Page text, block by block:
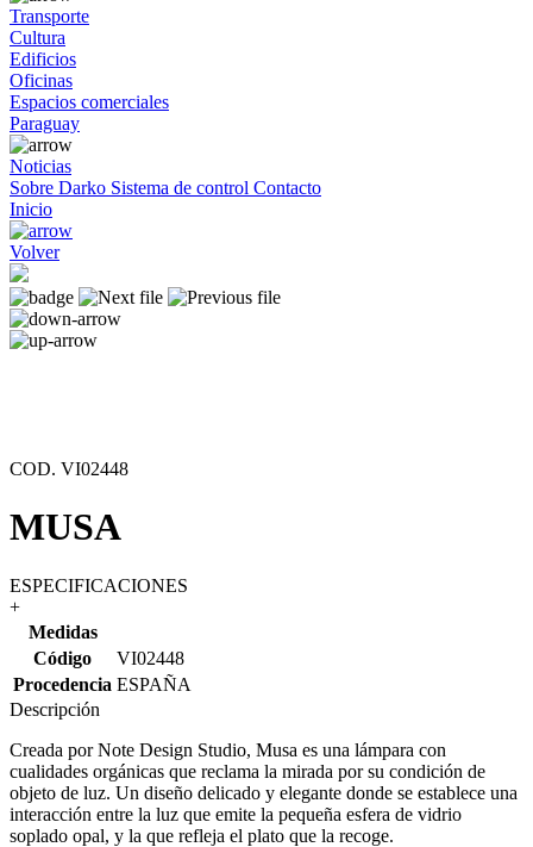
Transporte
Cultura
Edificios
Oficinas
Espacios comerciales
Paraguay
Noticias
Sobre Darko Sistema de control Contacto
Inicio
Volver
COD. VI02448
MUSA
ESPECIFICACIONES
+
Medidas
Código
VI02448
Procedencia ESPAÑA
Descripción
Creada por Note Design Studio, Musa es una lámpara con
cualidades orgánicas que reclama la mirada por su condición de
objeto de luz. Un diseño delicado y elegante donde se establece una
interacción entre la luz que emite la pequeña esfera de vidrio
soplado opal, y la que refleja el plato que la recoge.